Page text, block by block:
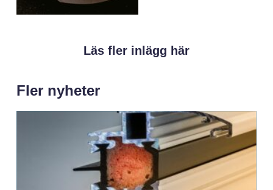
Läs fler inlägg här
Fler nyheter